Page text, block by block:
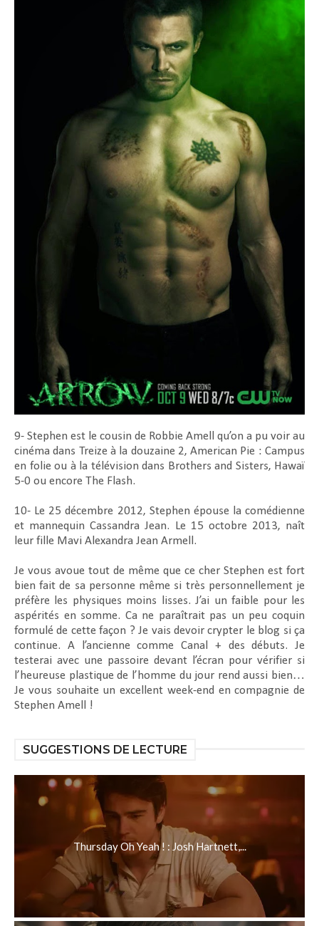
9- Stephen est le cousin de Robbie Amell qu’on a pu voir au
cinéma dans Treize à la douzaine 2, American Pie : Campus
en folie ou à la télévision dans Brothers and Sisters, Hawaï
5-0 ou encore The Flash.
10- Le 25 décembre 2012, Stephen épouse la comédienne
et mannequin Cassandra Jean. Le 15 octobre 2013, naît
leur fille Mavi Alexandra Jean Armell.
Je vous avoue tout de même que ce cher Stephen est fort
bien fait de sa personne même si très personnellement je
préfère les physiques moins lisses. J’ai un faible pour les
aspérités en somme. Ca ne paraîtrait pas un peu coquin
formulé de cette façon ? Je vais devoir crypter le blog si ça
continue. A l’ancienne comme Canal + des débuts. Je
testerai avec une passoire devant l’écran pour vérifier si
l’heureuse plastique de l’homme du jour rend aussi bien…
Je vous souhaite un excellent week-end en compagnie de
Stephen Amell !
SUGGESTIONS DE LECTURE
Thursday Oh Yeah ! : Josh Hartnett,...